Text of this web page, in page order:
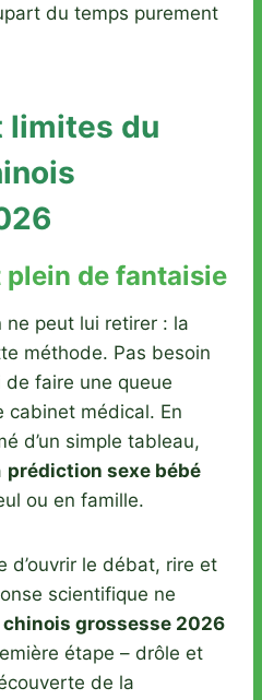
du temps purement
limites du
de fantaisie
ne peut lui retirer : la
méthode. Pas besoin
faire une queue
cabinet médical. En
d’un simple tableau,
prédiction sexe bébé
ou en famille.
d’ouvrir le débat, rire et
scientifique ne
grossesse 2026
étape – drôle et
de la